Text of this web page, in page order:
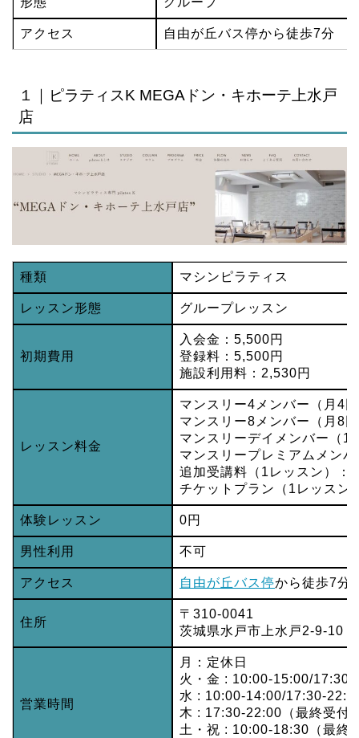
アクセス 自由が丘バス停から徒歩7分
１｜ピラティスK MEGAドン・キホーテ上水戸
店
種類 マシンピラティス
レッスン形態 グループレッスン
初期費用
入会金：5,500円
登録料：5,500円
施設利用料：2,530円
レッスン料金
マンスリー4メンバー（月4
マンスリー8メンバー（月8
マンスリーデイメンバー（
マンスリープレミアムメン
追加受講料（1レッスン）：
チケットプラン（1レッスン
体験レッスン 0円
男性利用 不可
アクセス 自由が丘バス停から徒歩7分
住所
〒310-0041
茨城県水戸市上水戸2-9-10
営業時間
月：定休日
火・金 : 10:00-15:00/17:30-
水 : 10:00-14:00/17:30-
木 : 17:30-22:00（最終受付
土・祝 : 10:00-18:30（最終